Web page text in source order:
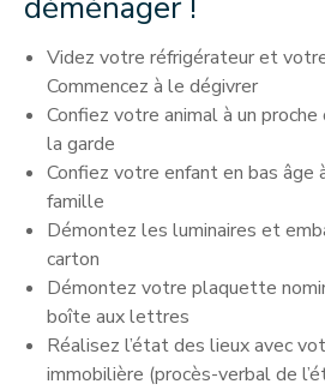
Videz votre réfrigérateur et
Commencez à le dégivrer
Confiez votre animal à un
la garde
Confiez votre enfant en bas âge
famille
Démontez les luminaires et
carton
Démontez votre plaquette
boîte aux lettres
Réalisez l’état des lieux avec
immobilière (procès-verbal de